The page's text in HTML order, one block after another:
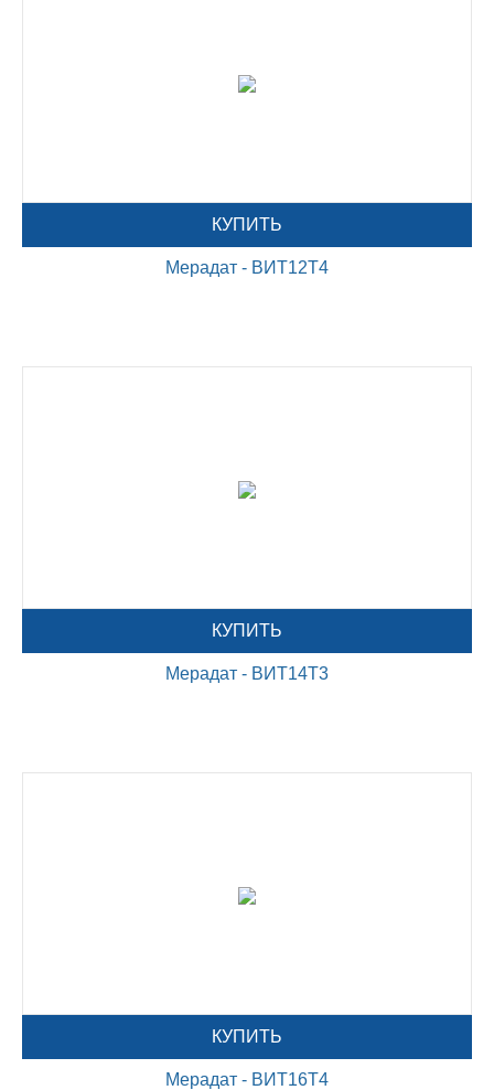
КУПИТЬ
Мерадат - ВИТ12Т4
КУПИТЬ
Мерадат - ВИТ14Т3
КУПИТЬ
Мерадат - ВИТ16Т4